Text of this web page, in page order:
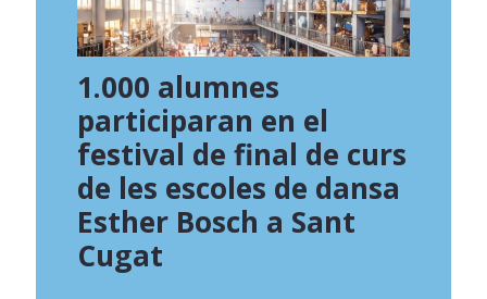
1.000 alumnes
participaran en el
festival de final de curs
de les escoles de dansa
Esther Bosch a Sant
Cugat